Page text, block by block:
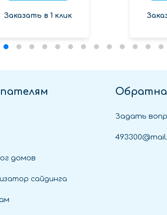
Заказать в 1 клик
домов
сайдинга
Задать